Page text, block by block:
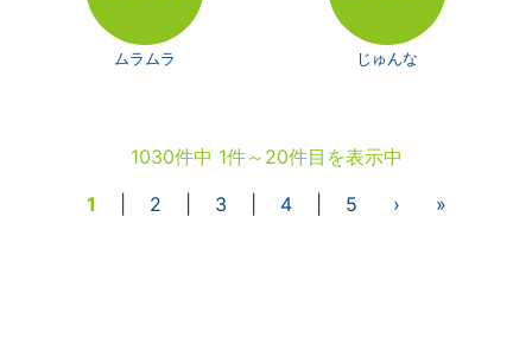
ムラムラ じゅんな
1030件中 1件～20件目を表示中
1
2 3 4| 5 › »